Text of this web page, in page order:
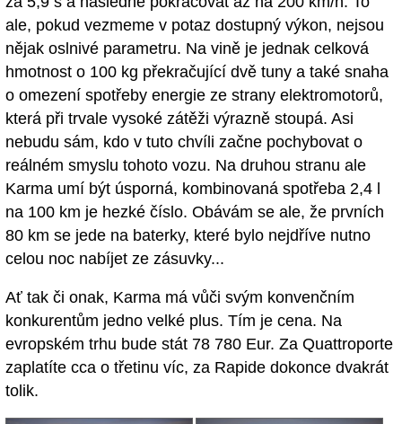
ale, pokud vezmeme v potaz dostupný výkon, nejsou
nějak oslnivé parametru. Na vině je jednak celková
hmotnost o 100 kg překračující dvě tuny a také snaha
o omezení spotřeby energie ze strany elektromotorů,
která při trvale vysoké zátěži výrazně stoupá. Asi
nebudu sám, kdo v tuto chvíli začne pochybovat o
reálném smyslu tohoto vozu. Na druhou stranu ale
Karma umí být úsporná, kombinovaná spotřeba 2,4 l
na 100 km je hezké číslo. Obávám se ale, že prvních
80 km se jede na baterky, které bylo nejdříve nutno
celou noc nabíjet ze zásuvky...
Ať tak či onak, Karma má vůči svým konvenčním
konkurentům jedno velké plus. Tím je cena. Na
evropském trhu bude stát 78 780 Eur. Za Quattroporte
zaplatíte cca o třetinu víc, za Rapide dokonce dvakrát
tolik.